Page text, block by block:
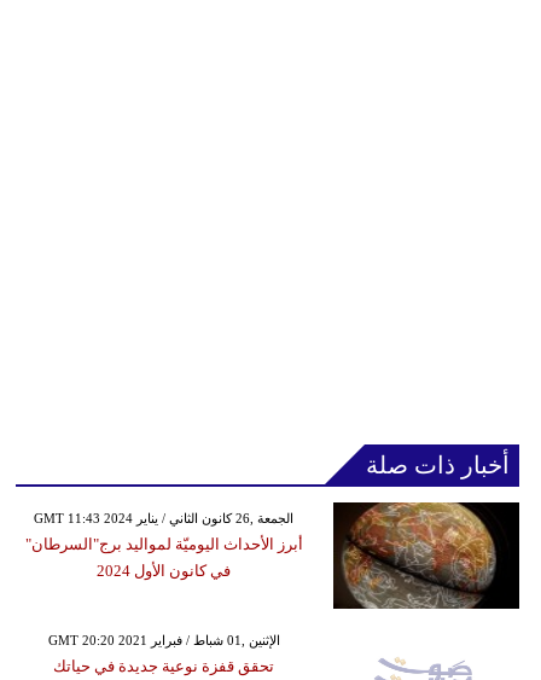
أخبار ذات صلة
GMT 11:43 2024 الجمعة ,26 كانون الثاني / يناير
أبرز الأحداث اليوميّة لمواليد برج"السرطان"
في كانون الأول 2024
GMT 20:20 2021 الإثنين ,01 شباط / فبراير
تحقق قفزة نوعية جديدة في حياتك